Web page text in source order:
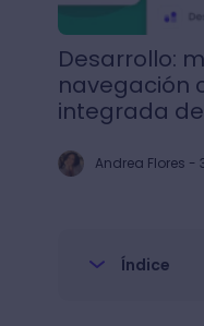
Desarrollo:
navegación
integrada
Andrea Flores -
Índice